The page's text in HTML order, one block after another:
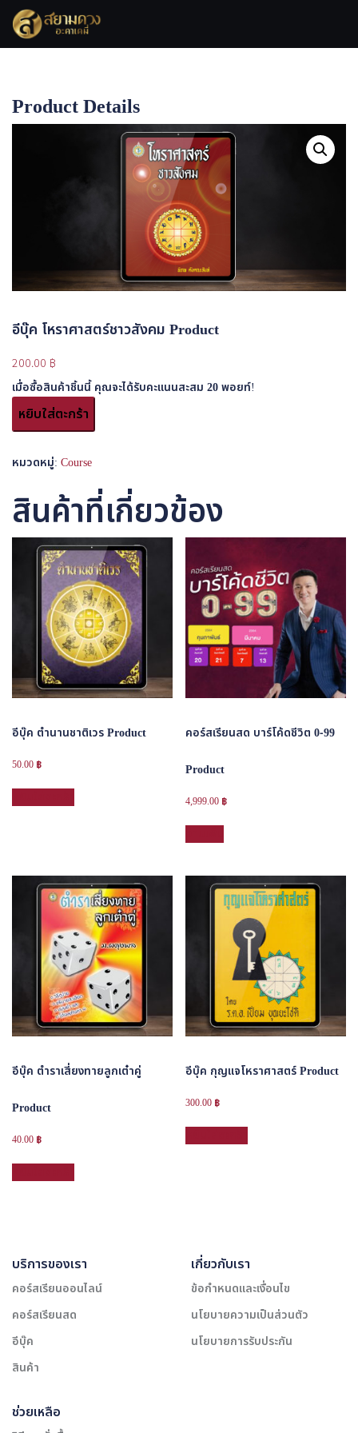
Skip
content
Product Details
อีบุ๊ค โหราศาสตร์ชาวสังคม Product
อีบุ๊ค โหราศาสตร์ชาวสังคม Product
200.00 ฿
เมื่อซื้อสินค้าชิ้นนี้ คุณจะได้รับคะแนนสะสม 20พอยท์!
จำนวน
โหราศาสตร์
Product
ชิ้น
หยิบใส่ตะกร้า
หมวดหมู่: Course
สินค้าที่เกี่ยวข้อง
อีบุ๊ค ตำนานชาติเวร Product
50.00 ฿
คอร์สเรียนสด บาร์โค้ดชีวิต 0-99
Product
4,999.00 ฿
อีบุ๊ค ตำราเสี่ยงทายลูกเต๋าคู่
Product
40.00 ฿
อีบุ๊ค กุญแจโหราศาสตร์ Product
300.00 ฿
บริการของเรา
คอร์สเรียนออนไลน์
คอร์สเรียนสด
อีบุ๊ค
สินค้า
เกี่ยวกับเรา
ข้อกำหนดและเงื่อนไข
นโยบายความเป็นส่วนตัว
นโยบายการรับประกัน
ช่วยเหลือ